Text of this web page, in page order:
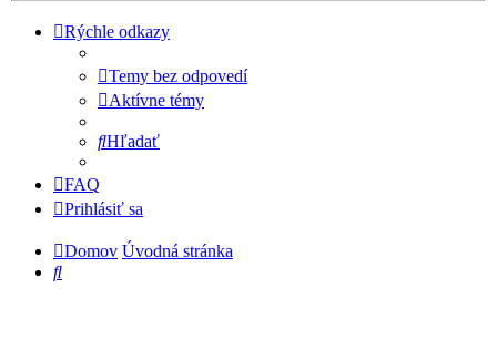
Rýchle odkazy
Temy bez odpovedí
Aktívne témy
Hľadať
FAQ
Prihlásiť sa
Domov Úvodná stránka
Hľadať